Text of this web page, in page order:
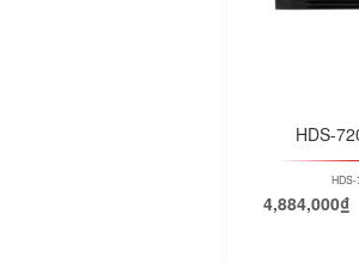
HDS-
HDS-
4,884,000₫